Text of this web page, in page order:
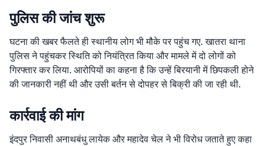
पुलिस की जांच शुरू
घटना की खबर फैलते ही स्थानीय लोग भी मौके पर पहुंच गए. खातरा थाना
पुलिस ने पहुंचकर स्थिति को नियंत्रित किया और मामले में दो लोगों को
गिरफ्तार कर लिया. आरोपियों का कहना है कि उन्हें बिरयानी में छिपकली होने
की जानकारी नहीं थी और उसी बर्तन से दोपहर से बिक्री की जा रही थी.
कार्रवाई की मांग
इंदपुर निवासी अनाथबंधु लायेक और महादेव चेल ने भी विरोध जताते हुए कहा